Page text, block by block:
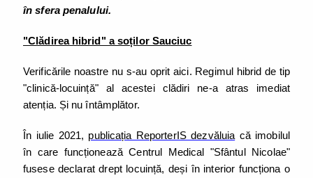
în sfera penalului.
"Clădirea hibrid" a soților Sauciuc
Verificările noastre nu s-au oprit aici. Regimul hibrid de tip
"clinică-locuință" al acestei clădiri ne-a atras imediat
atenția. Și nu întâmplător.
În iulie 2021, publicația ReporterIS dezvăluia că imobilul
în care funcționează Centrul Medical "Sfântul Nicolae"
fusese declarat drept locuință, deși în interior funcționa o